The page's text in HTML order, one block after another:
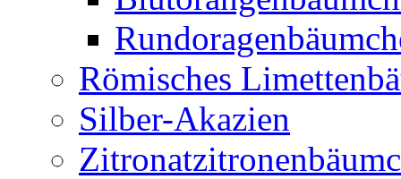
Römisches
Silber-Akazien